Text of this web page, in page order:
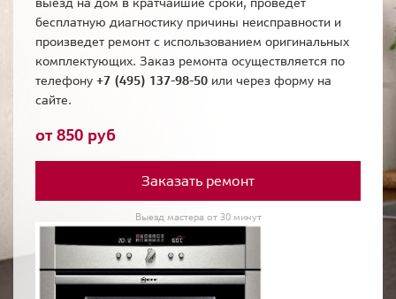
бесплатную диагностику причины неисправности и
произведет ремонт с использованием оригинальных
комплектующих. Заказ ремонта осуществляется по
телефону +7 (495) 137-98-50 или через форму на
сайте.
от 850 руб
Заказать ремонт
Выезд мастера от 30 минут